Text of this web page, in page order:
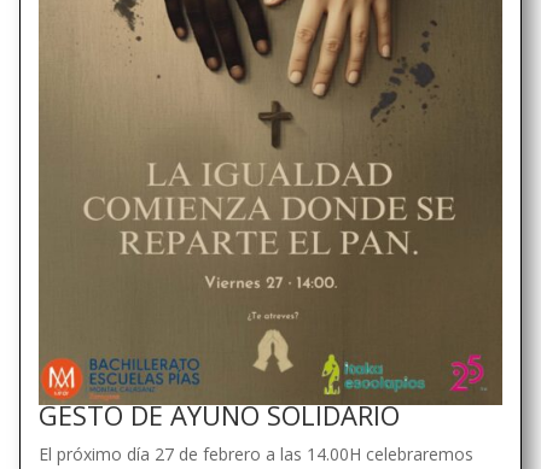
GESTO DE AYUNO SOLIDARIO
El próximo día 27 de febrero a las 14.00H celebraremos